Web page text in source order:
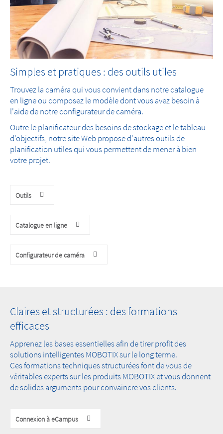
Simples et pratiques : des outils utiles
Trouvez la caméra qui vous convient dans notre catalogue
en ligne ou composez le modèle dont vous avez besoin à
l'aide de notre configurateur de caméra.
Outre le planificateur des besoins de stockage et le tableau
d'objectifs, notre site Web propose d'autres outils de
planification utiles qui vous permettent de mener à bien
votre projet.
Outils
Catalogue en ligne
Configurateur de caméra
Claires et structurées : des formations
efficaces
Apprenez les bases essentielles afin de tirer profit des
solutions intelligentes MOBOTIX sur le long terme.
Ces formations techniques structurées font de vous de
véritables experts sur les produits MOBOTIX et vous donnent
de solides arguments pour convaincre vos clients.
Connexion à eCampus